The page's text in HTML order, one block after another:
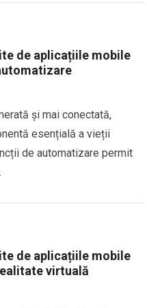
de aplicațiile mobile
și mai conectată,
esențială a vieții
de automatizare permit
de aplicațiile mobile
virtuală